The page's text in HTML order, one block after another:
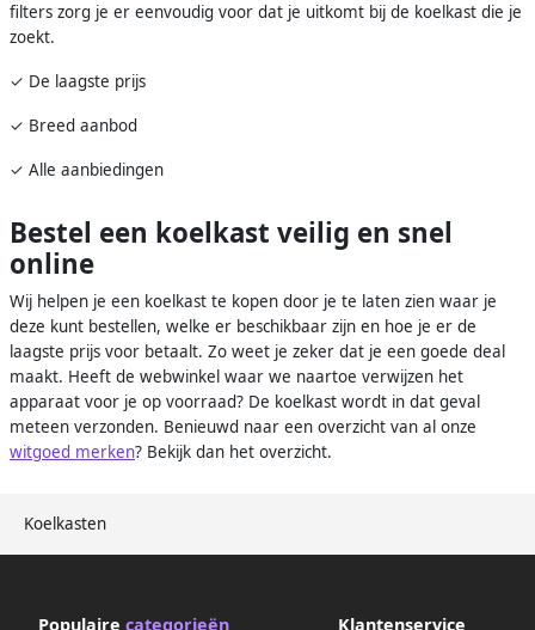
Koelkasten
filters zorg je er eenvoudig voor dat je uitkomt bij de koelkast die je
zoekt.
✓ De laagste prijs
✓ Breed aanbod
✓ Alle aanbiedingen
Bestel een koelkast veilig en snel
online
Wij helpen je een koelkast te kopen door je te laten zien waar je
deze kunt bestellen, welke er beschikbaar zijn en hoe je er de
laagste prijs voor betaalt. Zo weet je zeker dat je een goede deal
maakt. Heeft de webwinkel waar we naartoe verwijzen het
apparaat voor je op voorraad? De koelkast wordt in dat geval
meteen verzonden. Benieuwd naar een overzicht van al onze
witgoed merken? Bekijk dan het overzicht.
Populaire categorieën Klantenservice